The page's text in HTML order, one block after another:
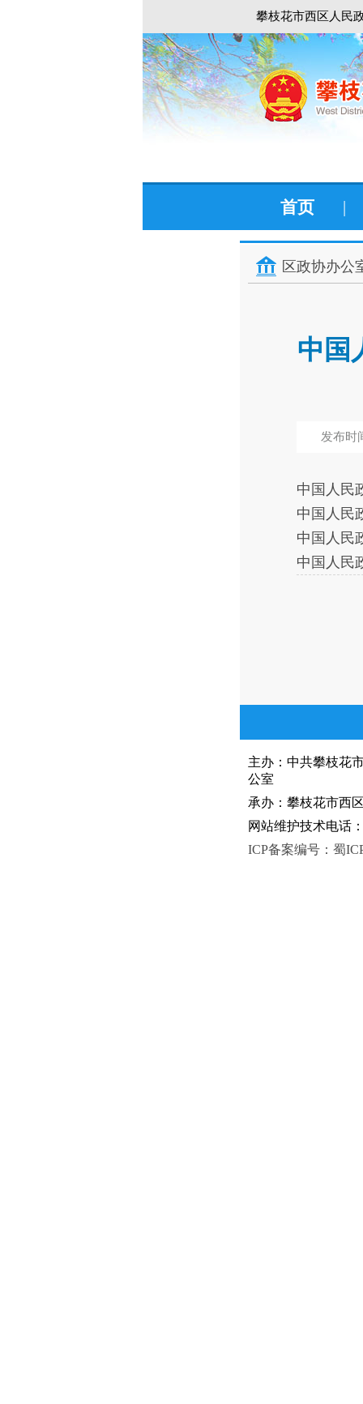
攀枝花市西区人民
首页 |
区政协办公
中国
发布时
中国人民
中国人民
中国人民
中国人民
主办：中共攀枝
公室
承办：攀枝花市西
网站维护技术电话
ICP备案编号：蜀